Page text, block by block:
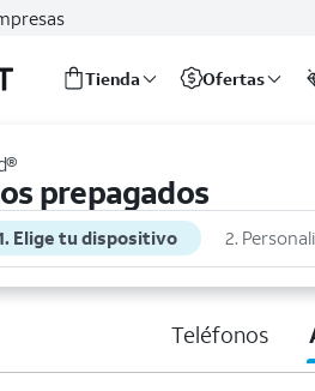
Tienda Ofertas
prepagados
Elige tu dispositivo 2.
Teléfonos